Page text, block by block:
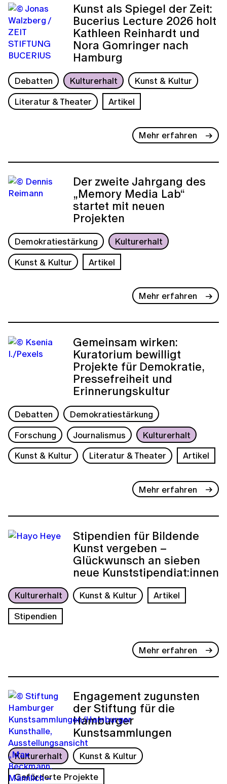
Kunst als Spiegel der Zeit:
Bucerius Lecture 2026 holt
Kathleen Reinhardt und
Nora Gomringer nach
Hamburg
Debatten Kulturerhalt
Kunst & Kultur
Literatur & Theater
Artikel
Mehr erfahren
Der zweite Jahrgang des
„Memory Media Lab“
startet mit neuen
Projekten
Demokratiestärkung
Kulturerhalt
Kunst & Kultur
Artikel
Mehr erfahren
Gemeinsam wirken:
Kuratorium bewilligt
Projekte für Demokratie,
Pressefreiheit und
Erinnerungskultur
Debatten
Demokratiestärkung
Forschung
Journalismus
Kulturerhalt
Kunst & Kultur
Literatur & Theater Artikel
Mehr erfahren
Stipendien für Bildende
Kunst vergeben –
Glückwunsch an sieben
neue Kunststipendiat:innen
Kulturerhalt Kunst & Kultur
Artikel
Stipendien
Mehr erfahren
Engagement zugunsten
der Stiftung für die
Hamburger
Kunstsammlungen
Kulturerhalt
Kunst & Kultur
Geförderte Projekte